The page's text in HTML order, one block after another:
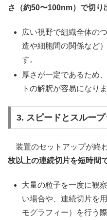
さ（約50〜100nm）で切り
広い視野で組織全体の
造や細胞間の関係など
す。
厚さが一定であるため
トの解釈が容易になりま
3. スピードとスループ
装置のセットアップが終わ
枚以上の連続切片を短時間
大量の粒子を一度に観
い場合や、連続切片を
モグラフィー）を行う